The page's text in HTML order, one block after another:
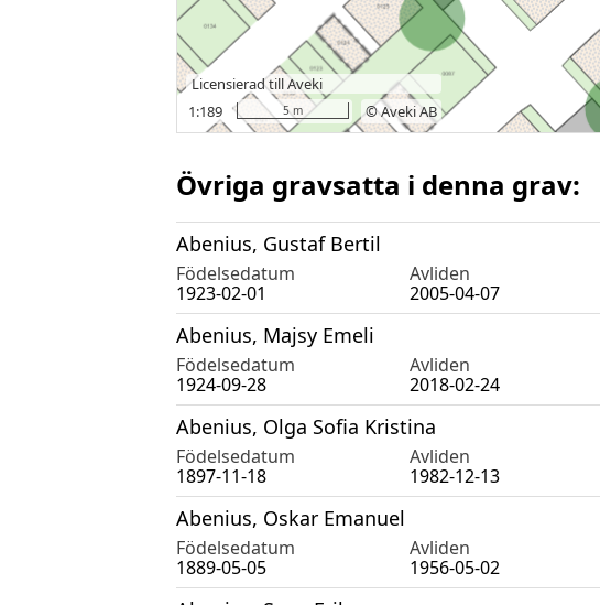
Övriga gravsatta i denna grav:
Abenius, Gustaf Bertil
Födelsedatum Avliden
1923-02-01
2005-04-07
Abenius, Majsy Emeli
Födelsedatum Avliden
1924-09-28
2018-02-24
Abenius, Olga Sofia Kristina
Födelsedatum Avliden
1897-11-18
1982-12-13
Abenius, Oskar Emanuel
Födelsedatum Avliden
1889-05-05
1956-05-02